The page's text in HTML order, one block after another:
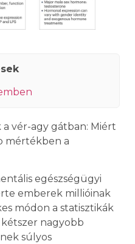
vér-agy gátban: Miért
mértékben a
egészségügyi
emberek millióinak
módon a statisztikák
nagyobb
súlyos